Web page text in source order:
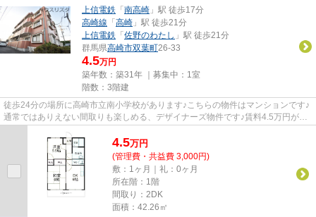
上信電鉄 「 南高崎 」駅 徒歩17分
高崎線 「 高崎 」駅 徒歩21分
上信電鉄 「 佐野のわたし 」駅 徒歩21分
群馬県高崎市双葉町26-33
4.5万円
築年数：築31年 ｜募集中： 1室
階数：3階建
徒歩24分の場所に高崎市立南小学校があります♪こちらの物件はマンションです♪
通常ではありえない間取りも楽しめる、デザイナーズ物件です♪賃料4.5万円が魅
4.5万円
(管理費・共益費 3,000円)
敷：1ヶ月｜礼：0ヶ月
所在階：1階
間取り：2DK
面積：42.26㎡